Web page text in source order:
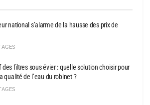
national s’alarme de la hausse des prix de
des filtres sous évier : quelle solution choisir pour
qualité de l’eau du robinet ?